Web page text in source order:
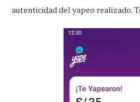
autenticidad del yapeo realizado.